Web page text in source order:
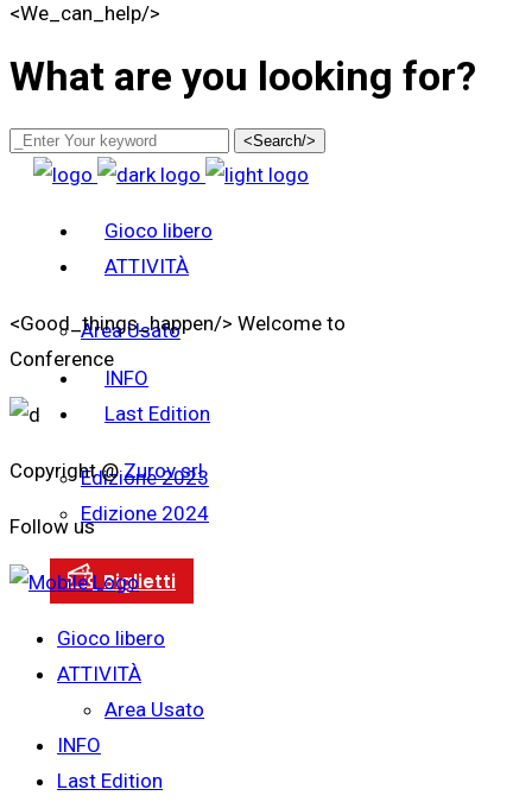
<We_can_help/>
What are you looking for?
<Search/>
Gioco libero
ATTIVITÀ
Area Usato
INFO
Last Edition
Edizione 2023
Edizione 2024
<Good_things_happen/> Welcome to
Conference
Copyright @Zurov srl
Follow us
Gioco libero
ATTIVITÀ
Area Usato
INFO
Last Edition